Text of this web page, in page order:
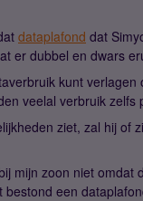
dataplafond dat
er dubbel en dwars
kunt
veelal verbruik zelfs
ziet, zal hij of
mijn zoon niet omdat
een